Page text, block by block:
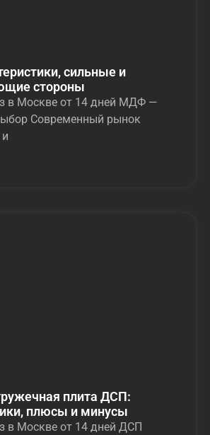
сильные и
стороны
в Москве от 14 дней МДФ —
Современный рынок
плита ДСП:
плюсы и минусы
в Москве от 14 дней ДСП